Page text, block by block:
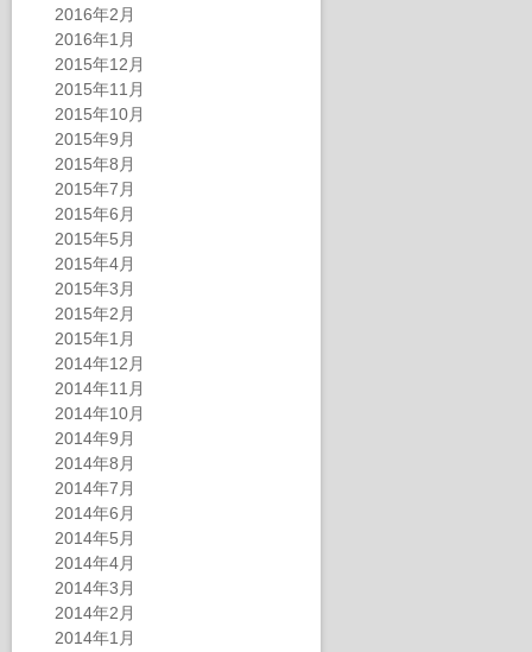
2016年2月
2016年1月
2015年12月
2015年11月
2015年10月
2015年9月
2015年8月
2015年7月
2015年6月
2015年5月
2015年4月
2015年3月
2015年2月
2015年1月
2014年12月
2014年11月
2014年10月
2014年9月
2014年8月
2014年7月
2014年6月
2014年5月
2014年4月
2014年3月
2014年2月
2014年1月